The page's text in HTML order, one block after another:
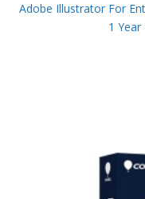
Adobe Illustrator For
1 Year